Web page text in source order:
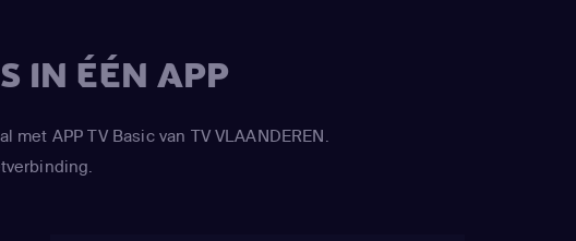
IN ÉÉN APP
APP TV Basic van TV VLAANDEREN.